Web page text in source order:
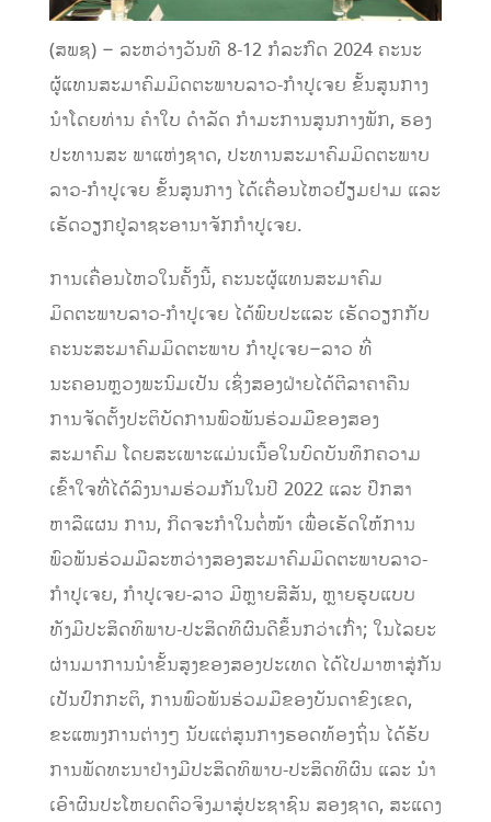
(ສພຊ) – ລະຫວ່າງວັນທີ 8-12ກໍລະກົດ 2024 ຄະນະ
ຜູ້ແທນສະມາຄົມມິດຕະພາບລາວ-ກໍາປູເຈຍ ຂັ້ນສູນກາງ
ນໍາໂດຍທ່ານ ຄໍາໃບ ດຳລັດ ກຳມະການສູນກາງພັກ, ຮອງ
ປະທານສະ ພາແຫ່ງຊາດ, ປະທານສະມາຄົມມິດຕະພາບ
ລາວ-ກໍາປູເຈຍ ຂັ້ນສູນກາງ ໄດ້ເຄື່ອນໄຫວຢ້ຽມຢາມ ແລະ
ເຮັດວຽກຢູ່ລາຊະອານາຈັກກຳປູເຈຍ.
ການເຄື່ອນໄຫວໃນຄັ້ງນີ້, ຄະນະຜູ້ແທນສະມາຄົມ
ມິດຕະພາບລາວ-ກໍາປູເຈຍ ໄດ້ພົບປະແລະ ເຮັດວຽກກັບ
ຄະນະສະມາຄົມມິດຕະພາບ ກໍາປູເຈຍ–ລາວ ທີ່
ນະຄອນຫຼວງພະນົມເປັນ ເຊິ່ງສອງຝ່າຍໄດ້ຕີລາຄາຄືນ
ການຈັດຕັ້ງປະຕິບັດການພົວພັນຮ່ວມມືຂອງສອງ
ສະມາຄົມ ໂດຍສະເພາະແມ່ນເນື້ອໃນບົດບັນທຶກຄວາມ
ເຂົ້າໃຈທີ່ໄດ້ລົງນາມຮ່ວມກັນໃນປີ 2022 ແລະ ປຶກສາ
ຫາລືແຜນ ການ, ກິດຈະກຳໃນຕໍ່ໜ້າ ເພື່ອເຮັດໃຫ້ການ
ພົວພັນຮ່ວມມືລະຫວ່າງສອງສະມາຄົມມິດຕະພາບລາວ-
ກໍາປູເຈຍ, ກໍາປູເຈຍ-ລາວ ມີຫຼາຍສີສັນ, ຫຼາຍຮູບແບບ
ທັງມີປະສິດທິພາບ-ປະສິດທິຜົນດີຂຶ້ນກວ່າເກົ່າ; ໃນໄລຍະ
ຜ່ານມາການນໍາຂັ້ນສູງຂອງສອງປະເທດ ໄດ້ໄປມາຫາສູ່ກັນ
ເປັນປົກກະຕິ, ການພົວພັນຮ່ວມມືຂອງບັນດາຂົງເຂດ,
ຂະແໜງການຕ່າງໆ ນັບແຕ່ສູນກາງຮອດທ້ອງຖິ່ນ ໄດ້ຮັບ
ການພັດທະນາຢ່າງມີປະສິດທິພາບ-ປະສິດທິຜົນ ແລະ ນຳ
ເອົາຜົນປະໂຫຍດຕົວຈິງມາສູ່ປະຊາຊົນ ສອງຊາດ, ສະແດງ